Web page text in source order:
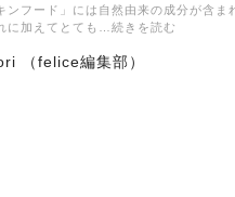
ンフード」には自然由来の成分が含ま
に加えてとても…続きを読む
（felice編集部）